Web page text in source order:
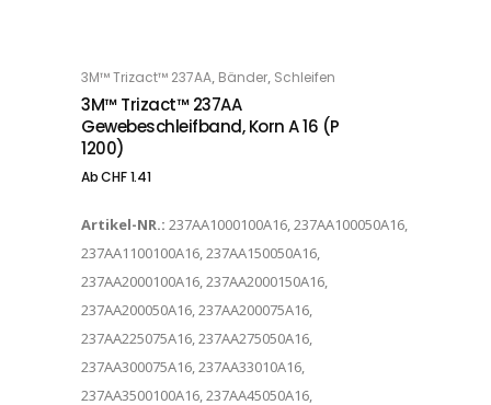
OPTIONS
3M™ Trizact™ 237AA, Bänder, Schleifen
3M™ Trizact™ 237AA
Gewebeschleifband, Korn A 16 (P
1200)
AbCHF1.41
Artikel-NR.: 237AA1000100A16, 237AA100050A16,
237AA1100100A16, 237AA150050A16,
237AA2000100A16, 237AA2000150A16,
237AA200050A16, 237AA200075A16,
237AA225075A16, 237AA275050A16,
237AA300075A16, 237AA33010A16,
237AA3500100A16, 237AA45050A16,